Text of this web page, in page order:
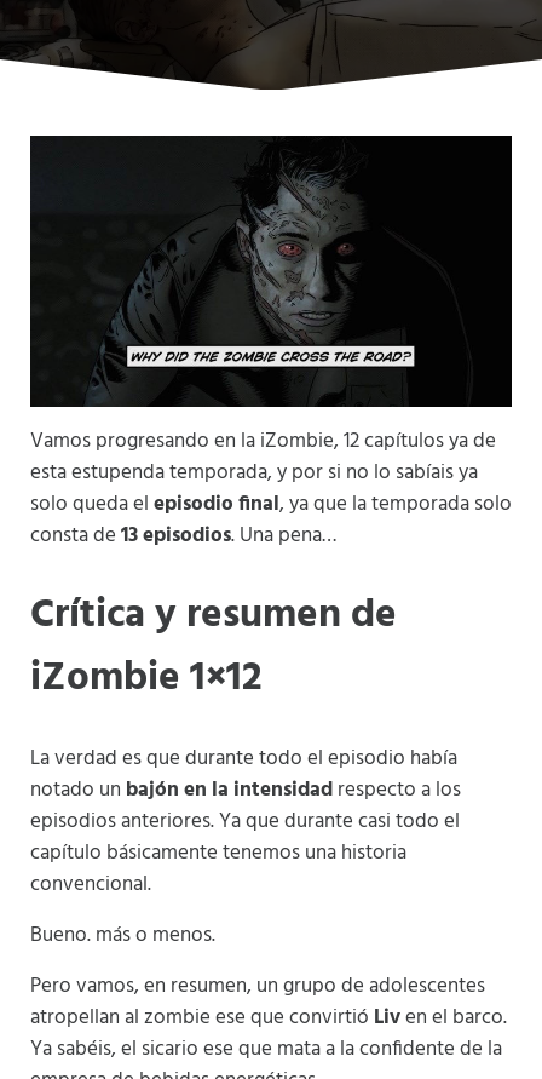
Vamos progresando en la iZombie, 12 capítulos ya de
esta estupenda temporada, y por si no lo sabíais ya
solo queda elepisodio final, ya que la temporada solo
consta de13 episodios. Una pena…
Crítica y resumen de
iZombie 1×12
La verdad es que durante todo el episodio había
notado un bajón en la intensidadrespecto a los
episodios anteriores. Ya que durante casi todo el
capítulo básicamente tenemos una historia
convencional.
Bueno. más o menos.
Pero vamos, en resumen, un grupo de adolescentes
atropellan al zombie ese que convirtió Liven el barco.
Ya sabéis, el sicario ese que mata a la confidente de la